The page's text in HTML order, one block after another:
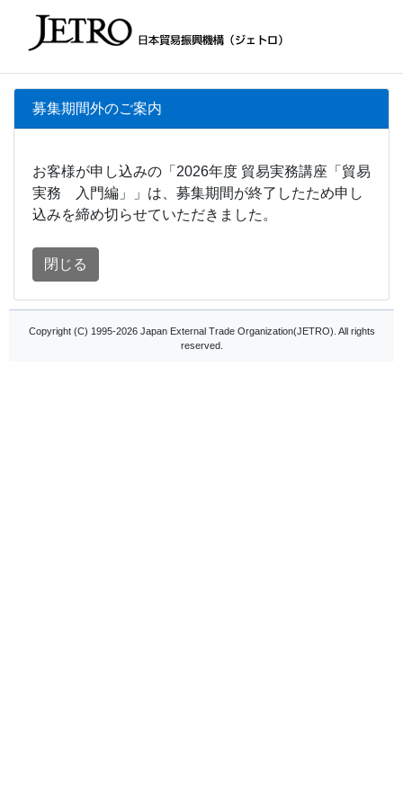
募集期間外のご案内
お客様が申し込みの「2026年度 貿易実務講座「貿易
実務 入門編」」は、募集期間が終了したため申し
込みを締め切らせていただきました。
閉じる
Copyright (C) 1995-2026 Japan External Trade Organization(JETRO). All rights
reserved.